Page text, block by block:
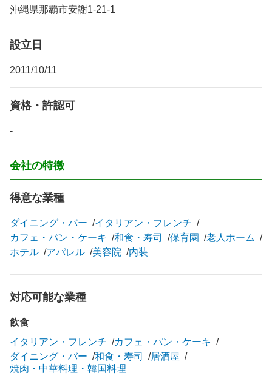
沖縄県那覇市安謝1-21-1
設立日
2011/10/11
資格・許認可
-
会社の特徴
得意な業種
ダイニング・バー
イタリアン・フレンチ
カフェ・パン・ケーキ
和食・寿司 保育園
老人ホーム
ホテル
アパレル 美容院 内装
対応可能な業種
飲食
イタリアン・フレンチ
カフェ・パン・ケーキ
ダイニング・バー
和食・寿司
居酒屋
焼肉・中華料理・韓国料理